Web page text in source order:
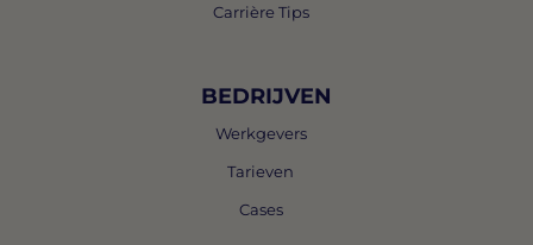
Carrière Tips
BEDRIJVEN
Werkgevers
Tarieven
Cases